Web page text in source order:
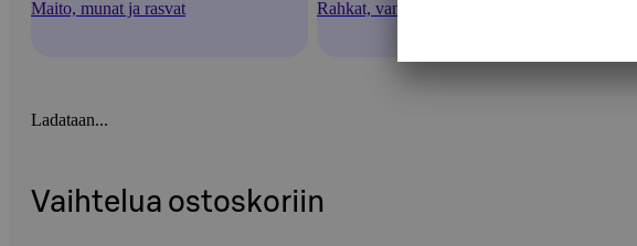
Maito, munat ja rasvat Rahkat, vanukkaat ja jälkiruoka
Ladataan...
Vaihtelua ostoskoriin